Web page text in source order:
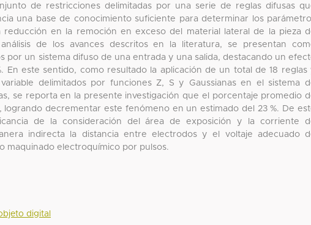
de restricciones delimitadas por una serie de reglas difusas
una base de conocimiento suficiente para determinar los
en la remoción en exceso del material lateral de la pieza
de los avances descritos en la literatura, se presentan
por un sistema difuso de una entrada y una salida, destacando un
En este sentido, como resultado la aplicación de un total de 18 reglas
delimitados por funciones Z, S y Gaussianas en el sistema
se reporta en la presente investigación que el porcentaje promedio
decrementar este fenómeno en un estimado del 23 %. De
de la consideración del área de exposición y la corriente
indirecta la distancia entre electrodos y el voltaje adecuado
maquinado electroquímico por pulsos.
digital